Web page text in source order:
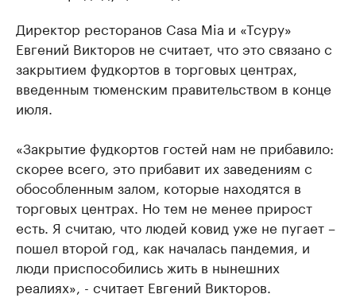
Директор ресторанов Casa Mia и «Тсуру»
Евгений Викторов не считает, что это связано с
закрытием фудкортов в торговых центрах,
введенным тюменским правительством в конце
июля.
«Закрытие фудкортов гостей нам не прибавило:
скорее всего, это прибавит их заведениям с
обособленным залом, которые находятся в
торговых центрах. Но тем не менее прирост
есть. Я считаю, что людей ковид уже не пугает –
пошел второй год, как началась пандемия, и
люди приспособились жить в нынешних
реалиях», - считает Евгений Викторов.